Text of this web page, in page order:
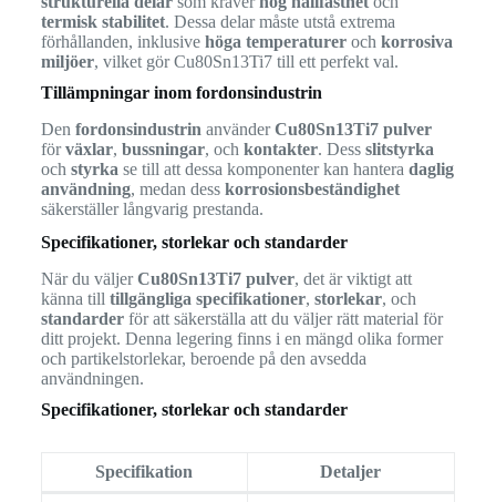
termisk stabilitet. Dessa delar måste utstå extrema
förhållanden, inklusive höga temperatureroch korrosiva
miljöer, vilket gör Cu80Sn13Ti7 till ett perfekt val.
Tillämpningar inom fordonsindustrin
Den fordonsindustrin använderCu80Sn13Ti7 pulver
förväxlar, bussningar, och kontakter. Dess slitstyrka
och styrka se till att dessa komponenter kan hantera daglig
användning, medan dess korrosionsbeständighet
säkerställer långvarig prestanda.
Specifikationer, storlekar och standarder
När du väljerCu80Sn13Ti7 pulver, det är viktigt att
känna till tillgängliga specifikationer, storlekar, och
standarderför att säkerställa att du väljer rätt material för
ditt projekt. Denna legering finns i en mängd olika former
och partikelstorlekar, beroende på den avsedda
användningen.
Specifikationer, storlekar och standarder
Specifikation Detaljer